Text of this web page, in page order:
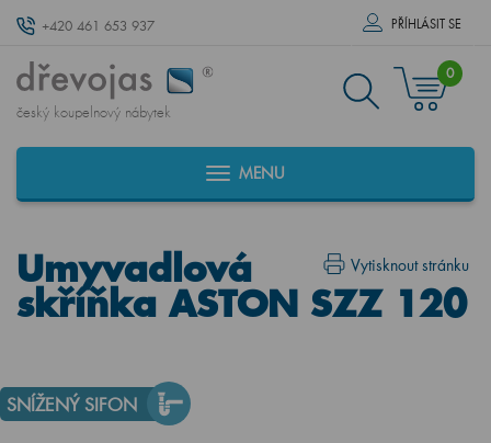
+420 461 653 937 PŘÍHLÁSIT SE
český koupelnový nábytek
0
MENU
Vytisknout stránku
Umyvadlová
skříňka ASTON SZZ 120
SNÍŽENÝ SIFON